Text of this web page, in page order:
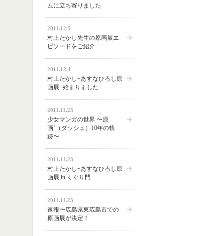
ムに立ち寄りました
2011.12.5
村上たかし先生の原画展エ
ピソードをご紹介
2011.12.4
村上たかし+あすなひろし原
画展 -始まりました
2011.11.23
少女マンガの世界 〜原
画’（ダッシュ）10年の軌
跡〜
2011.11.23
村上たかし+あすなひろし原
画展 in くぐり門
2011.11.23
速報〜広島県東広島市での
原画展が決定！